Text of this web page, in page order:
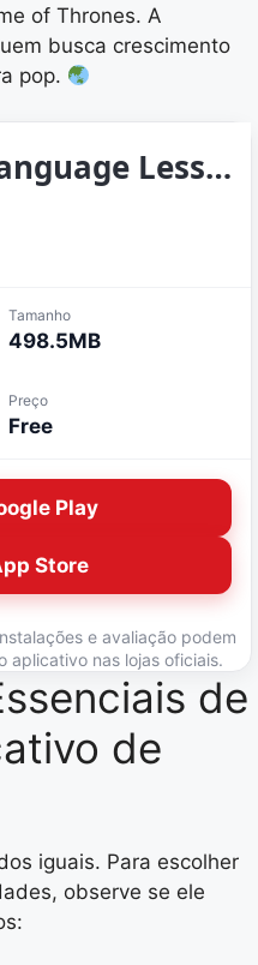
of Thrones. A
busca crescimento
pop.
Duolingo: Language Lessons
Tamanho
498.5MB
Preço
Free
Play
Store
e avaliação podem
aplicativo nas lojas oficiais.
de
de
iguais. Para escolher
observe se ele